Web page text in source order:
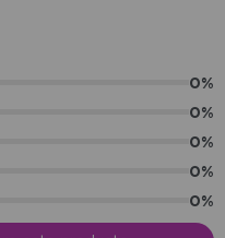
0%
0%
0%
0%
0%